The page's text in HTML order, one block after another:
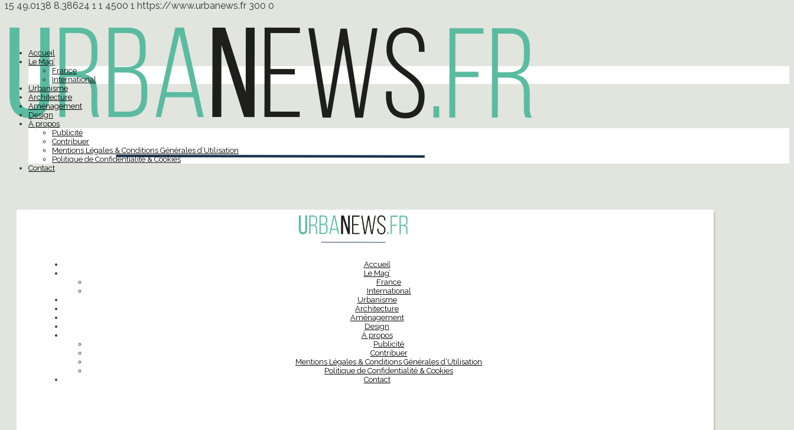
15 49.0138 8.38624 1 1 4500 1 https://www.urbanews.fr 300 0
Accueil
Le Mag’
France
International
Urbanisme
Architecture
Aménagement
Design
À propos
Publicité
Contribuer
Mentions Légales & Conditions Générales d’Utilisation
Politique de Confidentialité & Cookies
Contact
Accueil
Le Mag’
France
International
Urbanisme
Architecture
Aménagement
Design
À propos
Publicité
Contribuer
Mentions Légales & Conditions Générales d’Utilisation
Politique de Confidentialité & Cookies
Contact